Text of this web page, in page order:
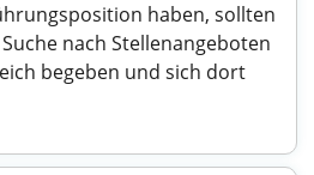
haben, sollten
nach Stellenangeboten
begeben und sich dort